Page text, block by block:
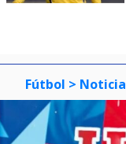
Fútbol > Noticia